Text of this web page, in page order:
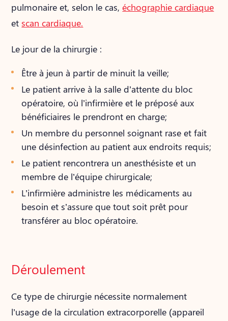
pulmonaire et, selon le cas,échographie cardiaque
et scan cardiaque.
Le jour de la chirurgie :
Être à jeun à partir de minuit la veille;
Le patient arrive à la salle d’attente du bloc
opératoire, où l’infirmière et le préposé aux
bénéficiaires le prendront en charge;
Un membre du personnel soignant rase et fait
une désinfection au patient aux endroits requis;
Le patient rencontrera un anesthésiste et un
membre de l’équipe chirurgicale;
L’infirmière administre les médicaments au
besoin et s’assure que tout soit prêt pour
transférer au bloc opératoire.
Déroulement
Ce type de chirurgie nécessite normalement
l’usage de la circulation extracorporelle (appareil